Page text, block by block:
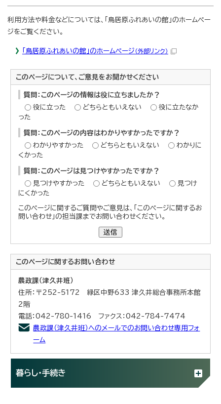
利用方法や料金などについては、「鳥居原ふれあいの館」のホームペー
ジをご覧ください。
「鳥居原ふれあいの館」のホームページ （外部リンク）
このページについて、ご意見をお聞かせください
質問：このページの情報は役に立ちましたか？
役に立った
どちらともいえない
役に立たなか
った
質問：このページの内容はわかりやすかったですか？
わかりやすかった
どちらともいえない
わかりに
くかった
質問：このページは見つけやすかったですか？
見つけやすかった
どちらともいえない
見つけ
にくかった
このページに関するご質問やご意見は、「このページに関するお
問い合わせ」の担当課までお問い合わせください。
送信
このページに関するお問い合わせ
農政課（津久井班）
住所：〒252-5172 緑区中野633 津久井総合事務所本館
2階
電話：042-780-1416 ファクス：042-784-7474
農政課（津久井班）へのメールでのお問い合わせ専用フォ
ーム
暮らし・手続き